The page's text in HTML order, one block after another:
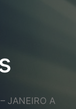
JANEIRO A